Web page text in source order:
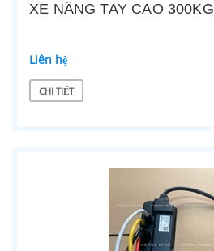
XE NÂNG TAY CAO 300KG
Liên hệ
CHI TIẾT